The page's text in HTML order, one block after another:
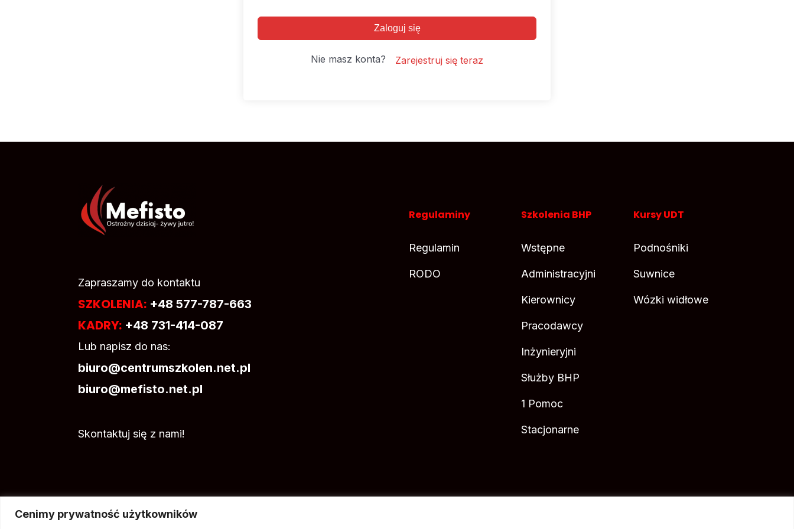
Cenimy prywatność użytkowników
Zaloguj się
Nie masz konta? Zarejestruj się teraz
Zapraszamy do kontaktu
SZKOLENIA: +48 577-787-663
KADRY: +48 731-414-087
Lub napisz do nas:
biuro@centrumszkolen.net.pl
biuro@mefisto.net.pl
Skontaktuj się z nami!
Regulaminy
Regulamin
RODO
Szkolenia BHP
Wstępne
Administracyjni
Kierownicy
Pracodawcy
Inżynieryjni
Służby BHP
1 Pomoc
Stacjonarne
Kursy UDT
Podnośniki
Suwnice
Wózki widłowe